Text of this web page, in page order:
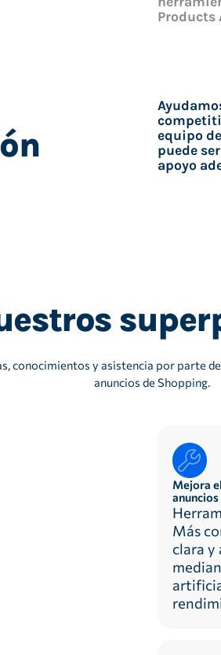
Products
equipo
puede
apoyo
conocimientos y asistencia por parte
anuncios de Shopping.
Mejora
Más
clara